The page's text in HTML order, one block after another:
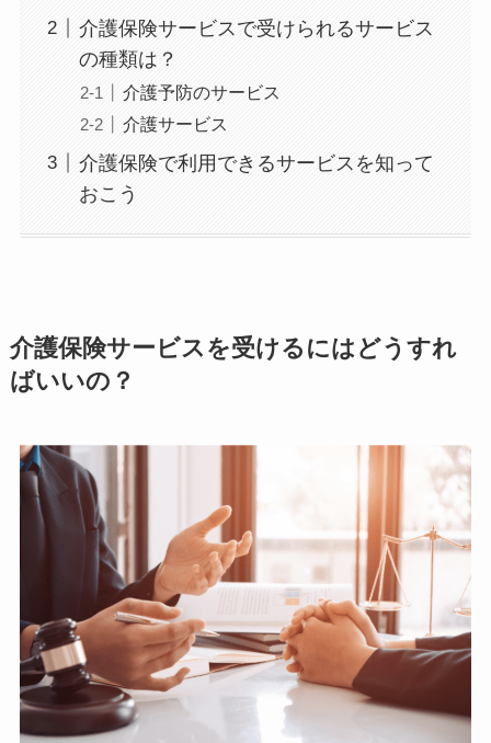
介護保険サービスで受けられるサービス
の種類は？
介護予防のサービス
介護サービス
介護保険で利用できるサービスを知って
おこう
介護保険サービスを受けるにはどうすれ
ばいいの？